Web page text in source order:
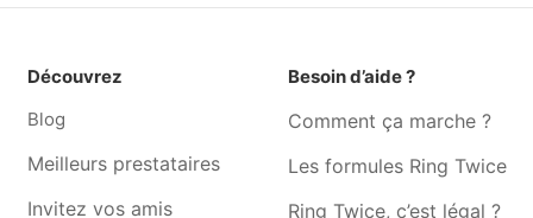
Photographe Mellet
Photographe Profondeville
Photographe Gilly
Photographe Villers-la-ville
Découvrez
Blog
Meilleurs prestataires
Invitez vos amis
Besoin d’aide ?
Comment ça marche ?
Les formules Ring Twice
Ring Twice, c’est légal ?